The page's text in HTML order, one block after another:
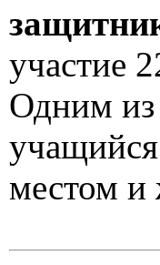
участие
Одним из
учащийся
местом и